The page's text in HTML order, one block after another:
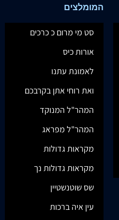
המומלצים
סט מי מרום כ כרכים
אורות כיס
לאמונת עתנו
ואת רוחי אתן בקרבכם
המהר"ל המנוקד
המהר"ל מפראג
מקראות גדולות
מקראות גדולות נך
שס שוטנשטיין
עין איה ברכות